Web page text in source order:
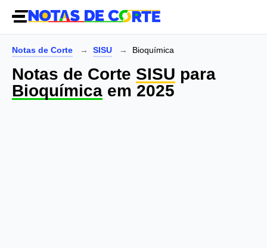
Notas de Corte SISU Bioquímica
Notas de Corte SISU para
Bioquímica em 2025